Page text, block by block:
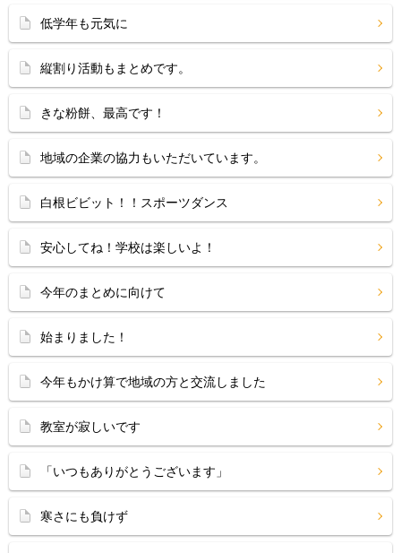
低学年も元気に
縦割り活動もまとめです。
きな粉餅、最高です！
地域の企業の協力もいただいています。
白根ビビット！！スポーツダンス
安心してね！学校は楽しいよ！
今年のまとめに向けて
始まりました！
今年もかけ算で地域の方と交流しました
教室が寂しいです
「いつもありがとうございます」
寒さにも負けず